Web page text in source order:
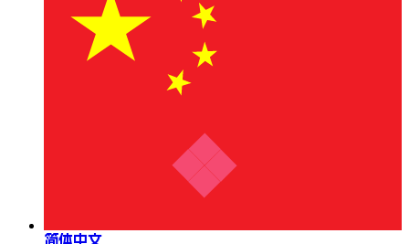
简体中文